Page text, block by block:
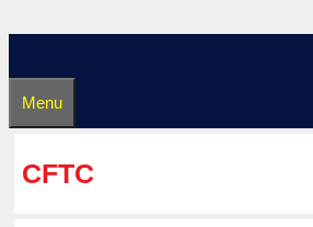
Menu
CFTC